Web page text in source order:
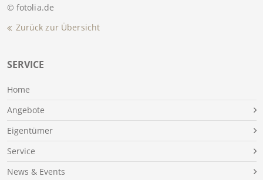
SERVICE
Home
Angebote
Eigentümer
Service
News & Events
© fotolia.de
Zurück zur Übersicht